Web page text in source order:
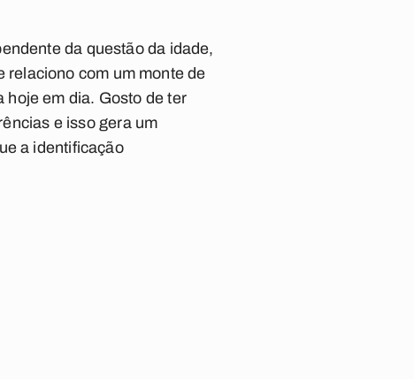
da questão da idade,
com um monte de
hoje em dia. Gosto de ter
e isso gera um
a identificação